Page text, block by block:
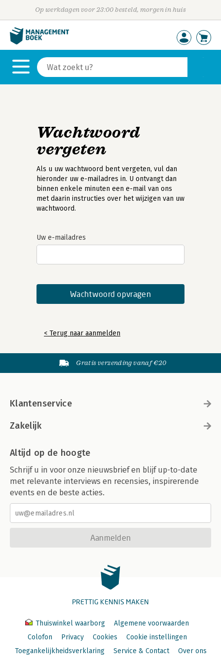
Op werkdagen voor 23:00 besteld, morgen in huis
Wachtwoord
vergeten
Als u uw wachtwoord bent vergeten, vul dan
hieronder uw e-mailadres in. U ontvangt dan
binnen enkele minuten een e-mail van ons
met daarin instructies over het wijzigen van uw
wachtwoord.
Uw e-mailadres
< Terug naar aanmelden
Gratis verzending vanaf €20
Klantenservice
Zakelijk
Altijd op de hoogte
Schrijf u in voor onze nieuwsbrief en blijf up-to-date
met relevante interviews en recensies, inspirerende
events en de beste acties.
Aanmelden
PRETTIG KENNIS MAKEN
Thuiswinkel waarborg
Algemene voorwaarden
Colofon
Privacy Cookies
Cookie instellingen
Toegankelijkheidsverklaring
Service & Contact Over ons